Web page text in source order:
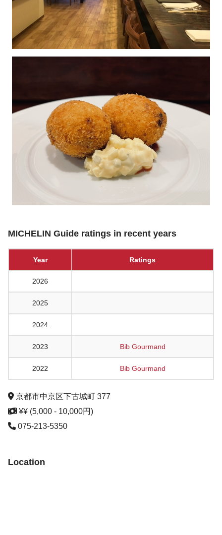
MICHELIN Guide ratings in recent years
Year Ratings
2026
2025
2024
2023 Bib Gourmand
2022 Bib Gourmand
京都市中京区下古城町 377
¥¥ (5,000 - 10,000円)
075-213-5350
Location